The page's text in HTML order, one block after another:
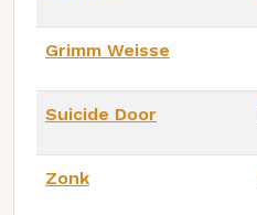
Grimm Weisse
Suicide Door
Zonk